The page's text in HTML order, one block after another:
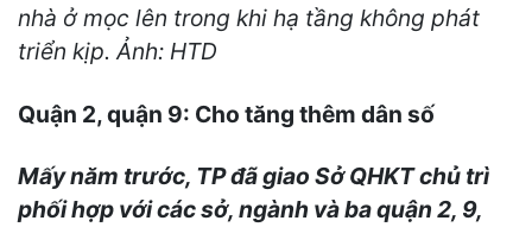
nhà ở mọc lên trong khi hạ tầng không phát
triển kịp. Ảnh: HTD
Quận 2, quận 9: Cho tăng thêm dân số
Mấy năm trước, TP đã giao Sở QHKT chủ trì
phối hợp với các sở, ngành và ba quận 2, 9,